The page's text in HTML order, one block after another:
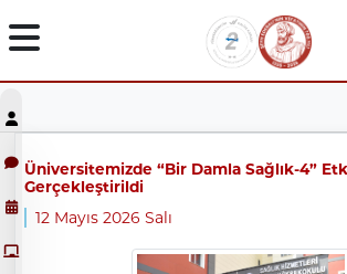
Üniversitemizde “Bir Damla Sağlık-4”
Gerçekleştirildi
12 Mayıs 2026 Salı